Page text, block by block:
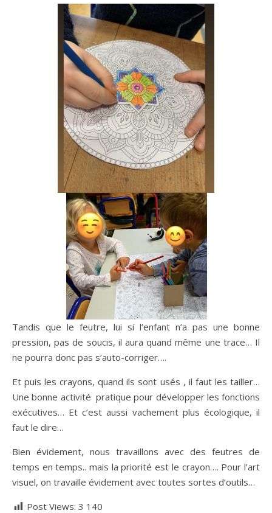
Tandis que le feutre, lui si l’enfant n’a pas une bonne
pression, pas de soucis, il aura quand même une trace… Il
ne pourra donc pas s’auto-corriger….
Et puis les crayons, quand ils sont usés , il faut les tailler…
Une bonne activité pratique pour développer les fonctions
exécutives… Et c’est aussi vachement plus écologique, il
faut le dire…
Bien évidement, nous travaillons avec des feutres de
temps en temps.. mais la priorité est le crayon…. Pour l’art
visuel, on travaille évidement avec toutes sortes d’outils…
Post Views: 3 140